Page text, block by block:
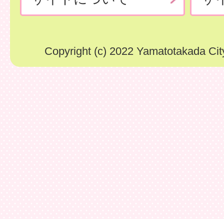
Copyright (c) 2022 Yamatotakada